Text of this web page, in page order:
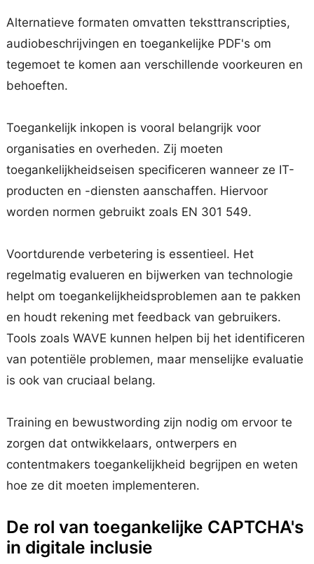
Alternatieve formaten omvatten teksttranscripties,
audiobeschrijvingen en toegankelijke PDF's om
tegemoet te komen aan verschillende voorkeuren en
behoeften.
Toegankelijk inkopen is vooral belangrijk voor
organisaties en overheden. Zij moeten
toegankelijkheidseisen specificeren wanneer ze IT-
producten en -diensten aanschaffen. Hiervoor
worden normen gebruikt zoals EN 301 549.
Voortdurende verbetering is essentieel. Het
regelmatig evalueren en bijwerken van technologie
helpt om toegankelijkheidsproblemen aan te pakken
en houdt rekening met feedback van gebruikers.
Tools zoals WAVE kunnen helpen bij het identificeren
van potentiële problemen, maar menselijke evaluatie
is ook van cruciaal belang.
Training en bewustwording zijn nodig om ervoor te
zorgen dat ontwikkelaars, ontwerpers en
contentmakers toegankelijkheid begrijpen en weten
hoe ze dit moeten implementeren.
De rol van toegankelijke CAPTCHA's
in digitale inclusie